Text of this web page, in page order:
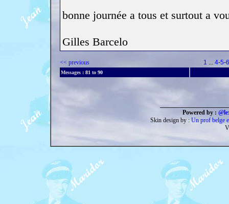
bonne journée a tous et surtout a
Gilles Barcelo
<< previous 1 ... 4-5-6
Messages : 81 to 90
Powered by :
Skin design by :Un prof belge